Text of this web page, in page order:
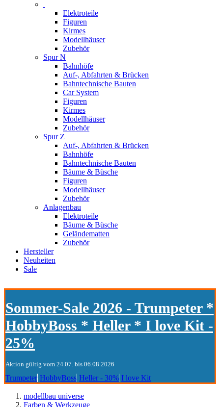
Elektroteile
Figuren
Kirmes
Modellhäuser
Zubehör
Spur N
Bahnhöfe
Auf-, Abfahrten & Brücken
Bahntechnische Bauten
Car System
Figuren
Kirmes
Modellhäuser
Zubehör
Spur Z
Auf-, Abfahrten & Brücken
Bahnhöfe
Bahntechnische Bauten
Bäume & Büsche
Figuren
Modellhäuser
Zubehör
Anlagenbau
Elektroteile
Bäume & Büsche
Geländematten
Zubehör
Hersteller
Neuheiten
Sale
Sommer-Sale 2026 - Trumpeter *
HobbyBoss * Heller * I love Kit -
25%
Aktion gültig vom 24.07. bis 06.08.2026
Trumpeter HobbyBoss Heller - 30% I love Kit
modellbau universe
Farben & Werkzeuge